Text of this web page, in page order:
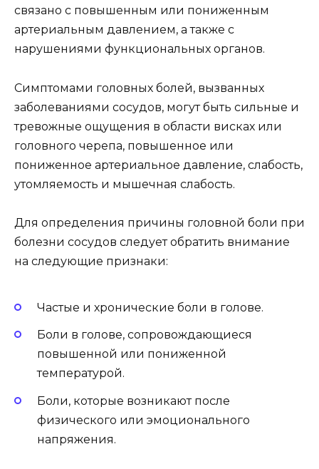
связано с повышенным или пониженным
артериальным давлением, а также с
нарушениями функциональных органов.
Симптомами головных болей, вызванных
заболеваниями сосудов, могут быть сильные и
тревожные ощущения в области висках или
головного черепа, повышенное или
пониженное артериальное давление, слабость,
утомляемость и мышечная слабость.
Для определения причины головной боли при
болезни сосудов следует обратить внимание
на следующие признаки:
Частые и хронические боли в голове.
Боли в голове, сопровождающиеся
повышенной или пониженной
температурой.
Боли, которые возникают после
физического или эмоционального
напряжения.